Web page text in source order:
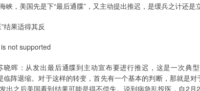
峡，美国先是下“最后通牒”，又主动提出推迟，是缓兵之计还是
结果适得其反
not supported
晓晖：从发出最后通牒到主动宣布要进行推迟，这是一次典
临阵退缩。对于这样的转变，首先有一个基本的判断，那就是
出之后美国看到结果可能是得不偿失。说到病急乱投医，自2